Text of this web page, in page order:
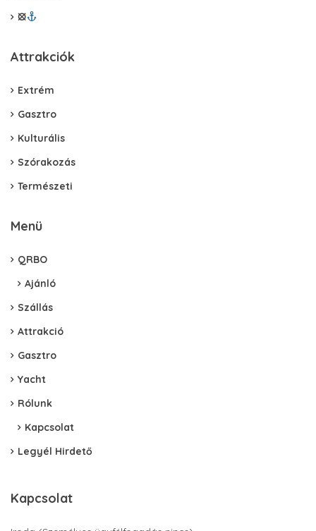
⦻
Attrakciók
Extrém
Gasztro
Kulturális
Szórakozás
Természeti
Menü
QRBO
Ajánló
Szállás
Attrakció
Gasztro
Yacht
Rólunk
Kapcsolat
Legyél Hirdető
Kapcsolat